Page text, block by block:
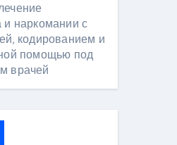
и наркомании с
кодированием и
помощью под
врачей